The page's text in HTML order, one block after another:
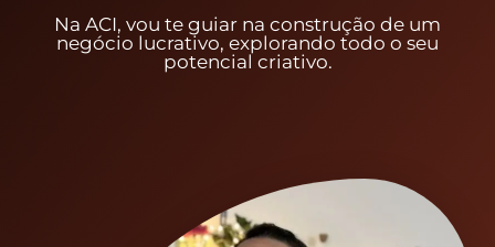
Na ACI, vou te guiar na construção de um
negócio lucrativo, explorando todo o seu
potencial criativo.